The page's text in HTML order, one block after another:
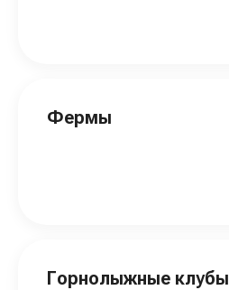
Фермы
Горнолыжные клубы